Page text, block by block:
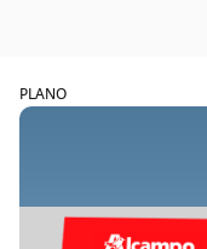
PLANO